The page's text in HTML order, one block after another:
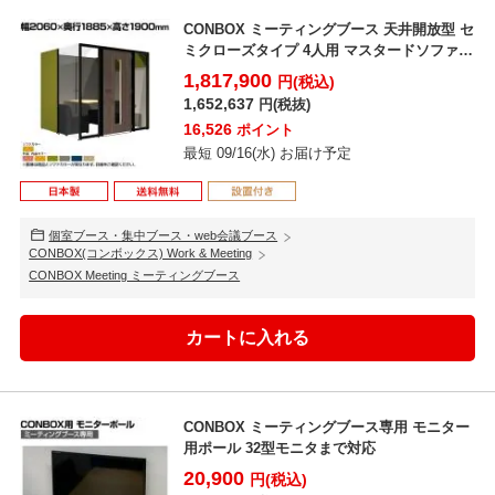
CONBOX ミーティングブース 天井開放型 セ
ミクローズタイプ 4人用 マスタードソファ
調音材 ...
1,817,900 円(税込)
1,652,637 円(税抜)
16,526 ポイント
最短 09/16(水) お届け予定
個室ブース・集中ブース・web会議ブース
CONBOX(コンボックス) Work & Meeting
CONBOX Meeting ミーティングブース
CONBOX ミーティングブース専用 モニター
用ポール 32型モニタまで対応
20,900 円(税込)